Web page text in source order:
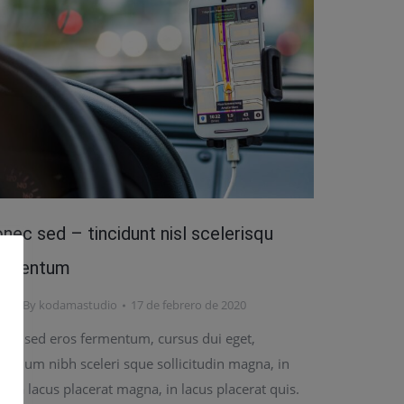
sed – tincidunt nisl scelerisqu
By kodamastudio 17 de febrero de 2020
sed eros fermentum, cursus dui eget,
nibh sceleri sque sollicitudin magna, in
lacus placerat magna, in lacus placerat quis.